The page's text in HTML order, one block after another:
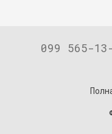
099 565-